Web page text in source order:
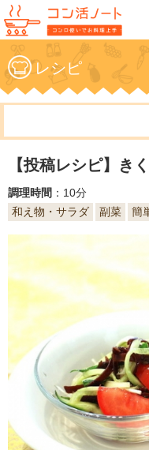
レシピ
【投稿レシピ】き
調理時間 ：10分
和え物・サラダ
副菜 簡